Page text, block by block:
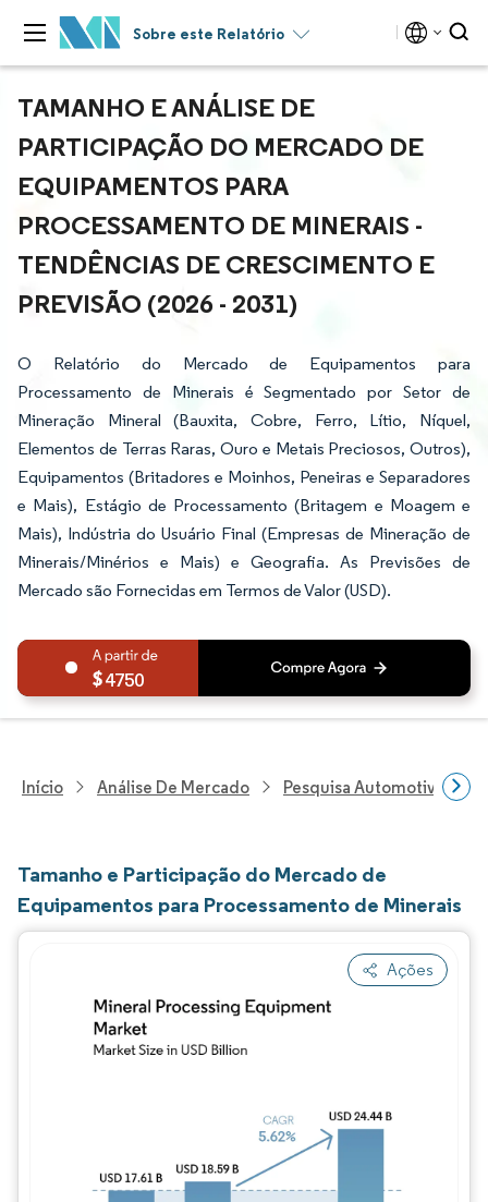
Sobre este Relatório
TAMANHO E ANÁLISE DE
PARTICIPAÇÃO DO MERCADO DE
EQUIPAMENTOS PARA
PROCESSAMENTO DE MINERAIS -
TENDÊNCIAS DE CRESCIMENTO E
PREVISÃO (2026 - 2031)
O Relatório do Mercado de Equipamentos para
Processamento de Minerais é Segmentado por Setor de
Mineração Mineral (Bauxita, Cobre, Ferro, Lítio, Níquel,
Elementos de Terras Raras, Ouro e Metais Preciosos, Outros),
Equipamentos (Britadores e Moinhos, Peneiras e Separadores
e Mais), Estágio de Processamento (Britagem e Moagem e
Mais), Indústria do Usuário Final (Empresas de Mineração de
Minerais/Minérios e Mais) e Geografia. As Previsões de
Mercado são Fornecidas em Termos de Valor (USD).
4750
Início Análise De Mercado Pesquisa Automotiva
Tamanho e Participação do Mercado de
Equipamentos para Processamento de Minerais
Ações